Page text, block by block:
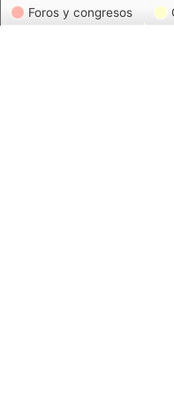
Foros y congresos